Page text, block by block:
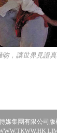
，讓世界見證
媒集團有限公司版